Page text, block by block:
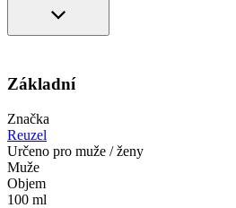
Základní
Značka
Reuzel
Určeno pro muže / ženy
Muže
Objem
100 ml